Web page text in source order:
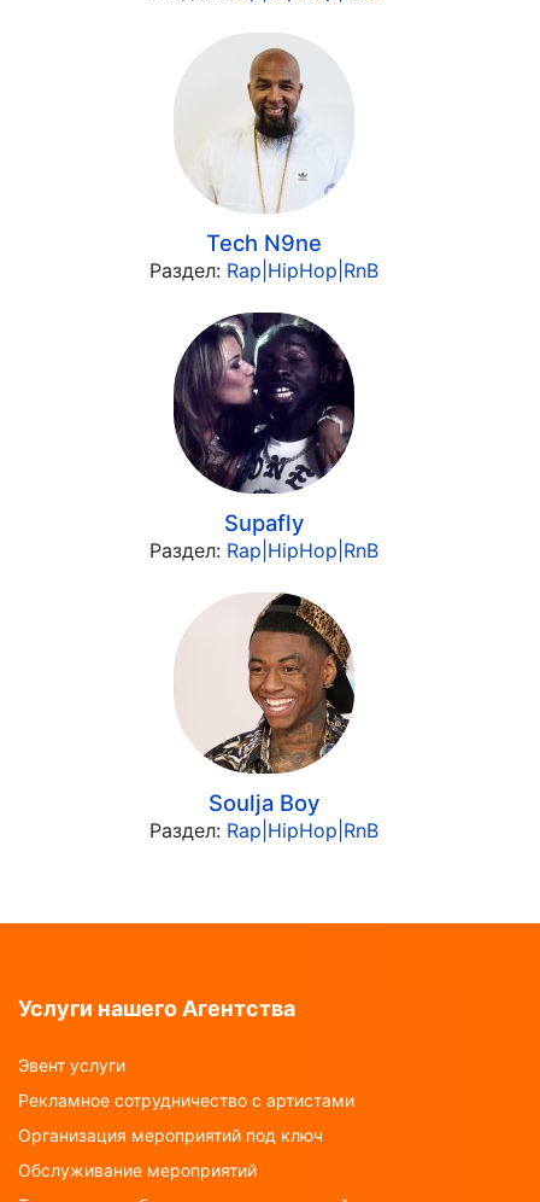
Tech N9ne
Раздел: Rap|HipHop|RnB
Supafly
Раздел: Rap|HipHop|RnB
Soulja Boy
Раздел: Rap|HipHop|RnB
Услуги нашего Агентства
Эвент услуги
Рекламное сотрудничество с артистами
Организация мероприятий под ключ
Обслуживание мероприятий